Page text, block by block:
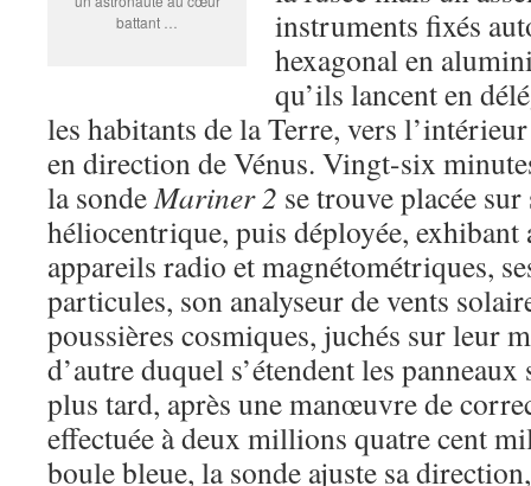
battant …
instruments fixés
hexagonal en
qu’ils lancent en
les habitants de la Terre, vers
en direction de Vénus. Vingt-six
la sondeMariner 2 se trouve placée
héliocentrique, puis déployée, exhibant
appareils radio et magnétométriques,
particules, son analyseur de vents
poussières cosmiques, juchés sur leur
d’autre duquel s’étendent les
plus tard, après une manœuvre de
effectuée à deux millions quatre cent
boule bleue, la sonde ajuste sa